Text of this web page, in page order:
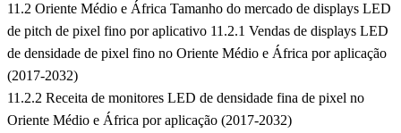
11.2 Oriente Médio e África Tamanho do mercado de displays LED
de pitch de pixel fino por aplicativo 11.2.1 Vendas de displays LED
de densidade de pixel fino no Oriente Médio e África por aplicação
(2017-2032)
11.2.2 Receita de monitores LED de densidade fina de pixel no
Oriente Médio e África por aplicação (2017-2032)